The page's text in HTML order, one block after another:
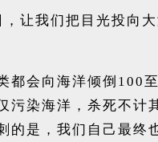
让我们把目光投向大
都会向海洋倾倒100
污染海洋，杀死不计
的是，我们自己最终